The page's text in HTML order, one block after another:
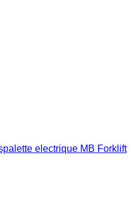
electrique MB Forklift